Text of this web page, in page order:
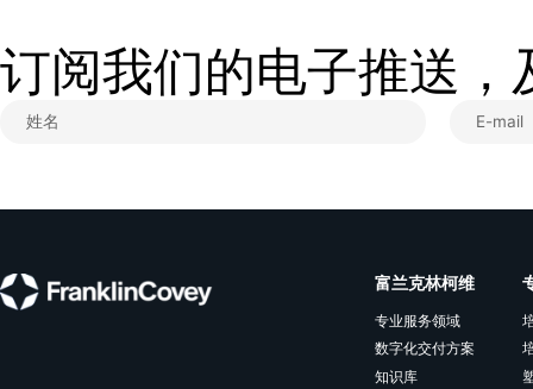
如果你真的想变得更
尝试谦逊以求更大。
❶ 选定一个你主导推
❸ 安排时间倾听他或
你学到了哪些可